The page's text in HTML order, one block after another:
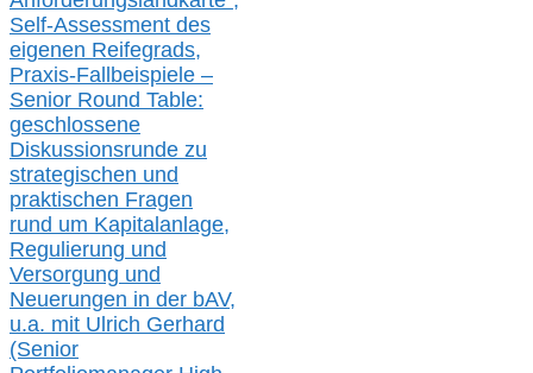
Self-Assessment des
eigenen Reifegrads,
Praxis-Fallbeispiele –
Senior Round Table:
geschlossene
Diskussionsrunde zu
strategischen und
praktischen Fragen
rund um Kapitalanlage,
Regulierung und
Versorgung und
Neuerungen in der bAV,
u.a. mit Ulrich Gerhard
(Senior